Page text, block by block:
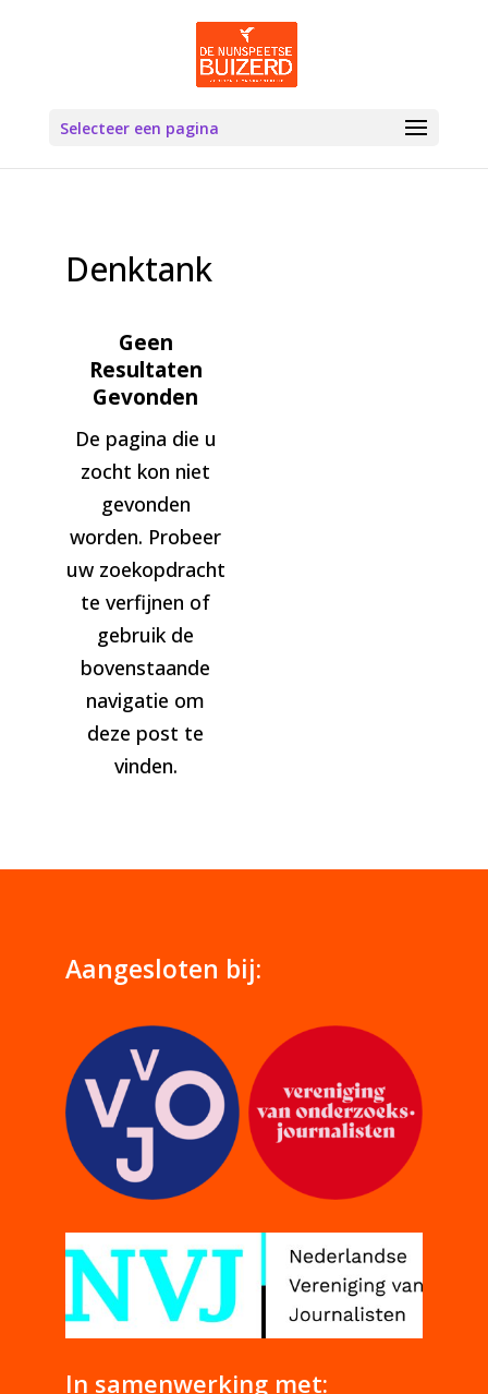
Selecteer een pagina
Denktank
Geen
Resultaten
Gevonden
De pagina die u
zocht kon niet
gevonden
worden. Probeer
uw zoekopdracht
te verfijnen of
gebruik de
bovenstaande
navigatie om
deze post te
vinden.
Aangesloten bij:
In samenwerking met: